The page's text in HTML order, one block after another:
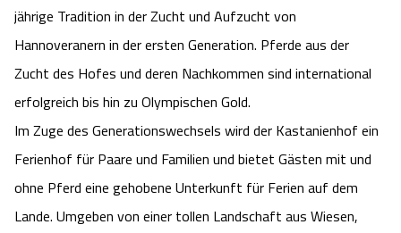
Veranstaltungen
Unterkünfte
Ausflugsziele
jährige Tradition in der Zucht und Aufzucht von
Hannoveranern in der ersten Generation. Pferde aus der
Zucht des Hofes und deren Nachkommen sind international
erfolgreich bis hin zu Olympischen Gold.
Im Zuge des Generationswechsels wird der Kastanienhof ein
Ferienhof für Paare und Familien und bietet Gästen mit und
ohne Pferd eine gehobene Unterkunft für Ferien auf dem
Lande. Umgeben von einer tollen Landschaft aus Wiesen,